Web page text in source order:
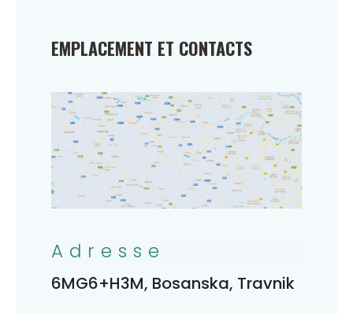
EMPLACEMENT ET CONTACTS
Adresse
6MG6+H3M, Bosanska, Travnik